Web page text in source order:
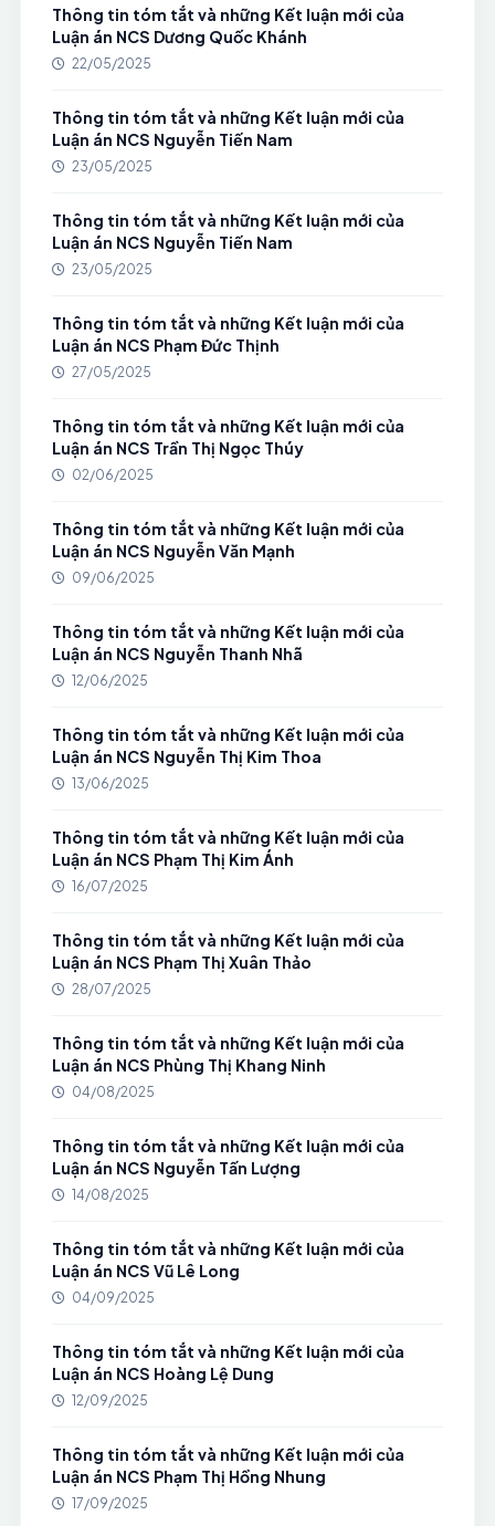
Thông tin tóm tắt và những Kết luận mới của
Luận án NCS Dương Quốc Khánh
22/05/2025
Thông tin tóm tắt và những Kết luận mới của
Luận án NCS Nguyễn Tiến Nam
23/05/2025
Thông tin tóm tắt và những Kết luận mới của
Luận án NCS Nguyễn Tiến Nam
23/05/2025
Thông tin tóm tắt và những Kết luận mới của
Luận án NCS Phạm Đức Thịnh
27/05/2025
Thông tin tóm tắt và những Kết luận mới của
Luận án NCS Trần Thị Ngọc Thúy
02/06/2025
Thông tin tóm tắt và những Kết luận mới của
Luận án NCS Nguyễn Văn Mạnh
09/06/2025
Thông tin tóm tắt và những Kết luận mới của
Luận án NCS Nguyễn Thanh Nhã
12/06/2025
Thông tin tóm tắt và những Kết luận mới của
Luận án NCS Nguyễn Thị Kim Thoa
13/06/2025
Thông tin tóm tắt và những Kết luận mới của
Luận án NCS Phạm Thị Kim Ánh
16/07/2025
Thông tin tóm tắt và những Kết luận mới của
Luận án NCS Phạm Thị Xuân Thảo
28/07/2025
Thông tin tóm tắt và những Kết luận mới của
Luận án NCS Phùng Thị Khang Ninh
04/08/2025
Thông tin tóm tắt và những Kết luận mới của
Luận án NCS Nguyễn Tấn Lượng
14/08/2025
Thông tin tóm tắt và những Kết luận mới của
Luận án NCS Vũ Lê Long
04/09/2025
Thông tin tóm tắt và những Kết luận mới của
Luận án NCS Hoàng Lệ Dung
12/09/2025
Thông tin tóm tắt và những Kết luận mới của
Luận án NCS Phạm Thị Hồng Nhung
17/09/2025